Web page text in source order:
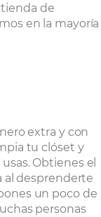
de
en la mayoría
extra y con
tu clóset y
Obtienes el
al desprenderte
un poco de
personas